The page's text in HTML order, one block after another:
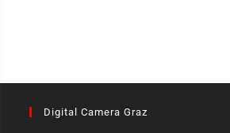
Digital Camera Graz